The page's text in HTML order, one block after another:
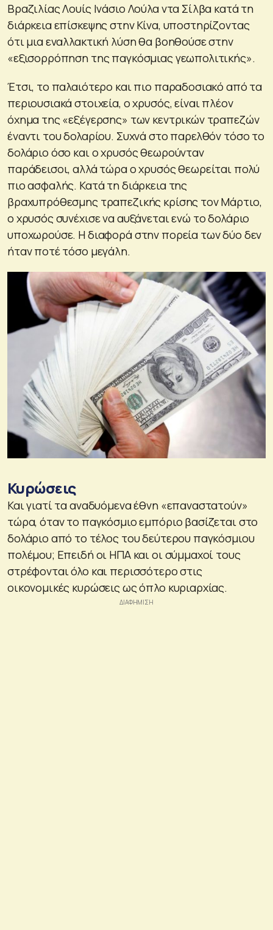
Βραζιλίας Λουίς Ινάσιο Λούλα ντα Σίλβα κατά τη
διάρκεια επίσκεψης στην Κίνα, υποστηρίζοντας
ότι μια εναλλακτική λύση θα βοηθούσε στην
«εξισορρόπηση της παγκόσμιας γεωπολιτικής».
Έτσι, το παλαιότερο και πιο παραδοσιακό από τα
περιουσιακά στοιχεία, ο χρυσός, είναι πλέον
όχημα της «εξέγερσης» των κεντρικών τραπεζών
έναντι του δολαρίου. Συχνά στο παρελθόν τόσο το
δολάριο όσο και ο χρυσός θεωρούνταν
παράδεισοι, αλλά τώρα ο χρυσός θεωρείται πολύ
πιο ασφαλής. Κατά τη διάρκεια της
βραχυπρόθεσμης τραπεζικής κρίσης τον Μάρτιο,
ο χρυσός συνέχισε να αυξάνεται ενώ το δολάριο
υποχωρούσε. Η διαφορά στην πορεία των δύο δεν
ήταν ποτέ τόσο μεγάλη.
Κυρώσεις
Και γιατί τα αναδυόμενα έθνη «επαναστατούν»
τώρα, όταν το παγκόσμιο εμπόριο βασίζεται στο
δολάριο από το τέλος του δεύτερου παγκόσμιου
πολέμου; Επειδή οι ΗΠΑ και οι σύμμαχοί τους
στρέφονται όλο και περισσότερο στις
οικονομικές κυρώσεις ως όπλο κυριαρχίας.